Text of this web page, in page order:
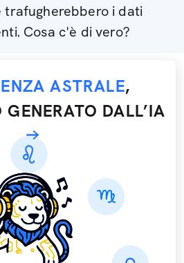
trafugherebbero i dati
Cosa c'è di vero?
ASTRALE,
DALL’IA